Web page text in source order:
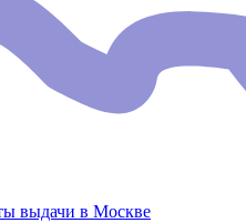
выдачи в Москве